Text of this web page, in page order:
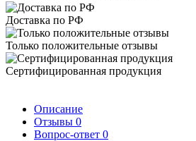
Доставка по РФ
Только положительные отзывы
Сертифицированная продукция
Описание
Отзывы 0
Вопрос-ответ 0